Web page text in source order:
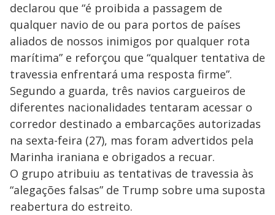
declarou que “é proibida a passagem de
qualquer navio de ou para portos de países
aliados de nossos inimigos por qualquer rota
marítima” e reforçou que “qualquer tentativa de
travessia enfrentará uma resposta firme”.
Segundo a guarda, três navios cargueiros de
diferentes nacionalidades tentaram acessar o
corredor destinado a embarcações autorizadas
na sexta-feira (27), mas foram advertidos pela
Marinha iraniana e obrigados a recuar.
O grupo atribuiu as tentativas de travessia às
“alegações falsas” de Trump sobre uma suposta
reabertura do estreito.